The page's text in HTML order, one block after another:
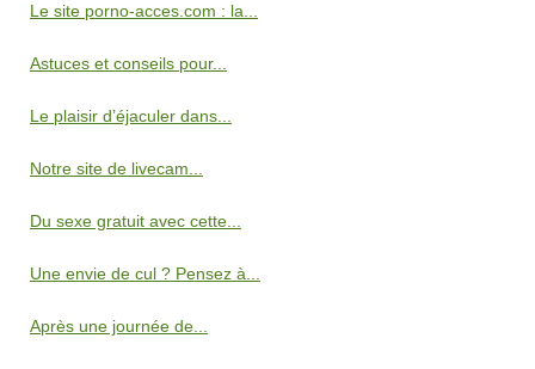
Le site porno-acces.com : la...
Astuces et conseils pour...
Le plaisir d’éjaculer dans...
Notre site de livecam...
Du sexe gratuit avec cette...
Une envie de cul ? Pensez à...
Après une journée de...